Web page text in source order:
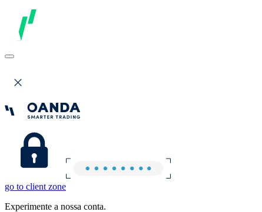
go to client zone
Experimente a nossa conta.